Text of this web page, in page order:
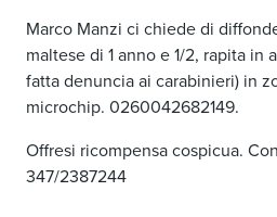
Marco Manzi ci chiede di
maltese di 1 anno e 1/2, rapita in
fatta denuncia ai carabinieri) in
microchip. 0260042682149.
Offresi ricompensa cospicua.
347/2387244